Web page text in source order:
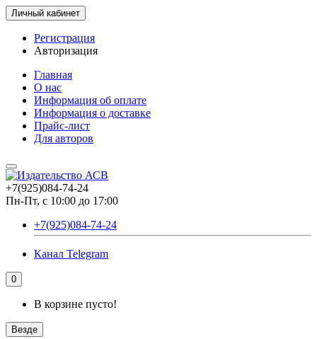
Личный кабинет
Регистрация
Авторизация
Главная
О нас
Информация об оплате
Информация о доставке
Прайс-лист
Для авторов
+7(925)084-74-24
Пн-Пт, с 10:00 до 17:00
+7(925)084-74-24
Канал Telegram
0
В корзине пусто!
Везде